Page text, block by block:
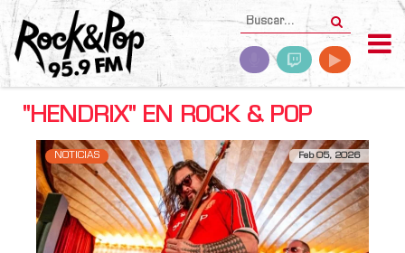
"HENDRIX" EN ROCK & POP
NOTICIAS Feb 05, 2026